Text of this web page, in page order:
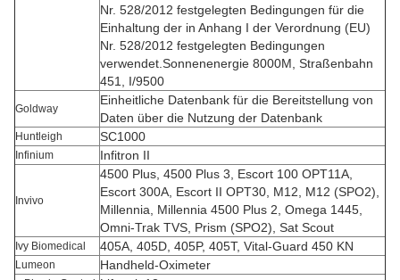
Nr. 528/2012 festgelegten Bedingungen für die
Einhaltung der in Anhang I der Verordnung (EU)
Nr. 528/2012 festgelegten Bedingungen
verwendet.Sonnenenergie 8000M, Straßenbahn
451, I/9500
Goldway
Einheitliche Datenbank für die Bereitstellung von
Daten über die Nutzung der Datenbank
Huntleigh SC1000
Infinium Infitron II
Invivo
4500 Plus, 4500 Plus 3, Escort 100 OPT11A,
Escort 300A, Escort II OPT30, M12, M12 (SPO2),
Millennia, Millennia 4500 Plus 2, Omega 1445,
Omni-Trak TVS, Prism (SPO2), Sat Scout
Ivy Biomedical 405A, 405D, 405P, 405T, Vital-Guard 450 KN
Lumeon Handheld-Oximeter